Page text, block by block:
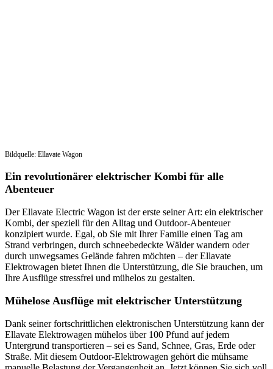
Bildquelle: Ellavate Wagon
Ein revolutionärer elektrischer Kombi für alle
Abenteuer
Der Ellavate Electric Wagon ist der erste seiner Art: ein elektrischer
Kombi, der speziell für den Alltag und Outdoor-Abenteuer
konzipiert wurde. Egal, ob Sie mit Ihrer Familie einen Tag am
Strand verbringen, durch schneebedeckte Wälder wandern oder
durch unwegsames Gelände fahren möchten – der Ellavate
Elektrowagen bietet Ihnen die Unterstützung, die Sie brauchen, um
Ihre Ausflüge stressfrei und mühelos zu gestalten.
Mühelose Ausflüge mit elektrischer Unterstützung
Dank seiner fortschrittlichen elektronischen Unterstützung kann der
Ellavate Elektrowagen mühelos über 100 Pfund auf jedem
Untergrund transportieren – sei es Sand, Schnee, Gras, Erde oder
Straße. Mit diesem Outdoor-Elektrowagen gehört die mühsame